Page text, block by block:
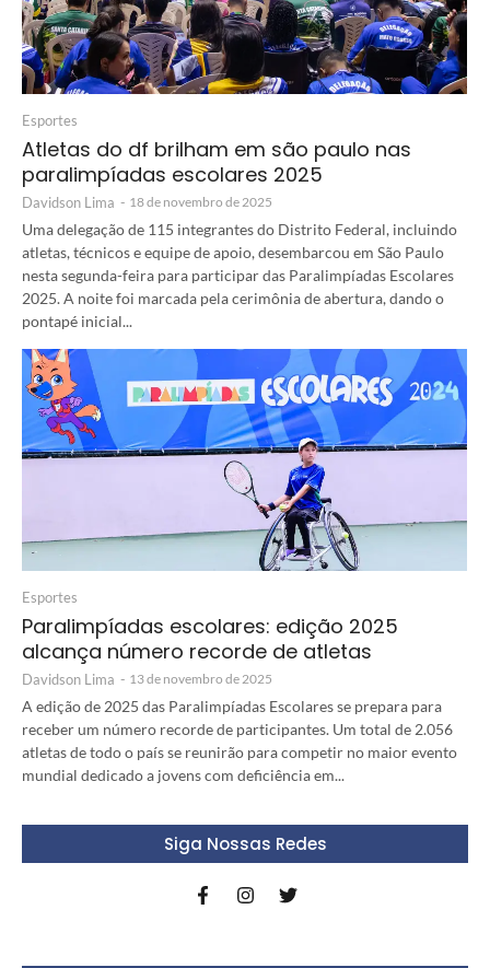
Esportes
Atletas do df brilham em são paulo nas
paralimpíadas escolares 2025
Davidson Lima - 18 de novembro de 2025
Uma delegação de 115 integrantes do Distrito Federal, incluindo
atletas, técnicos e equipe de apoio, desembarcou em São Paulo
nesta segunda-feira para participar das Paralimpíadas Escolares
2025. A noite foi marcada pela cerimônia de abertura, dando o
pontapé inicial...
Esportes
Paralimpíadas escolares: edição 2025
alcança número recorde de atletas
Davidson Lima - 13 de novembro de 2025
A edição de 2025 das Paralimpíadas Escolares se prepara para
receber um número recorde de participantes. Um total de 2.056
atletas de todo o país se reunirão para competir no maior evento
mundial dedicado a jovens com deficiência em...
Siga Nossas Redes